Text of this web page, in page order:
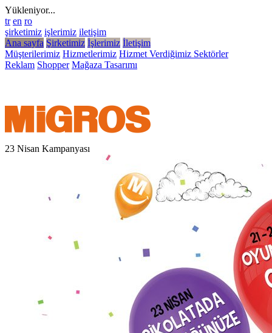
Yükleniyor...
tr en ro
şirketimiz işlerimiz iletişim
Ana sayfa Şirketimiz İşlerimiz İletişim
Müşterilerimiz Hizmetlerimiz Hizmet Verdiğimiz Sektörler
Reklam Shopper Mağaza Tasarımı
23 Nisan Kampanyası